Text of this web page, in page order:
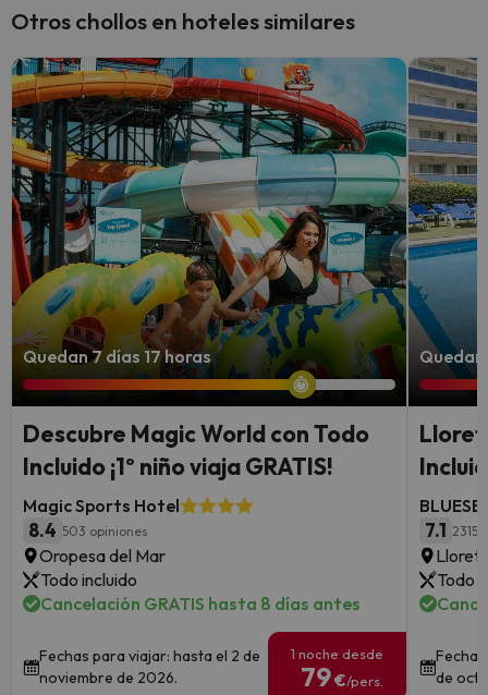
Otros chollos en hoteles similares
Quedan 7 días 17 horas
Descubre Magic World con Todo
Incluido ¡1º niño viaja GRATIS!
Magic Sports Hotel
8.4 503 opiniones
Oropesa del Mar
Todo incluido
Cancelación GRATIS hasta 8 días antes
Fechas para viajar: hasta el 2 de
noviembre de 2026.
1 noche desde
79€/pers.
Lloret
7.1 2315
Lloret
Todo
de